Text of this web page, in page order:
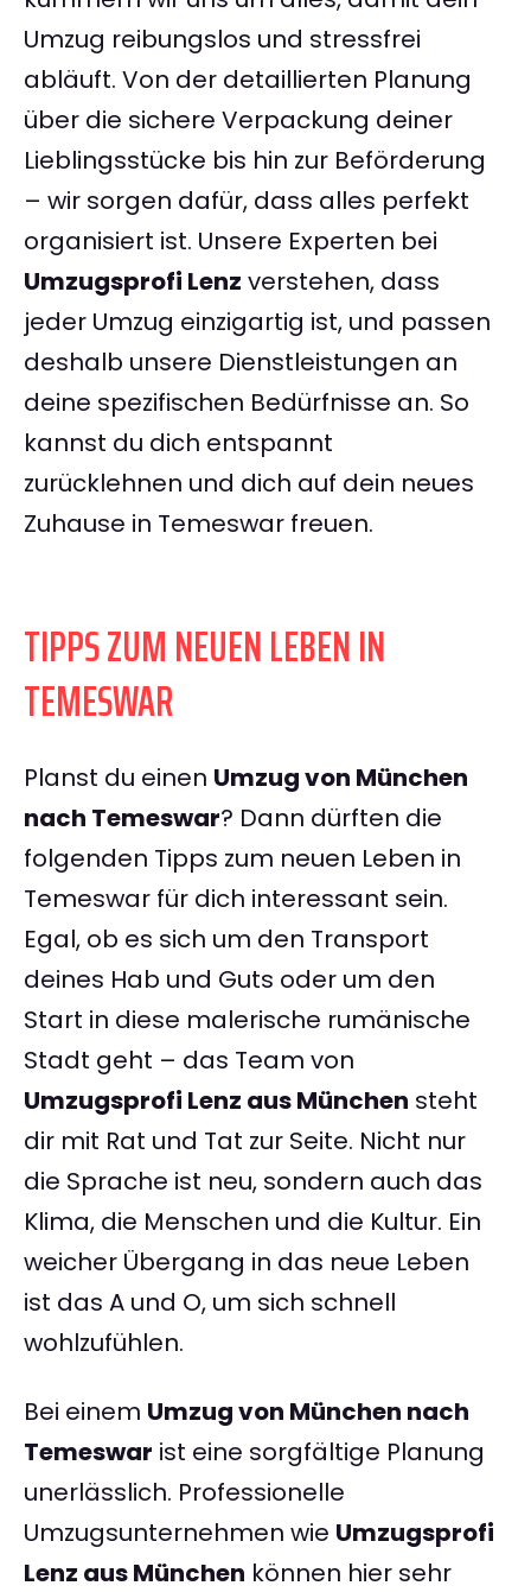
Umzug reibungslos und stressfrei
abläuft. Von der detaillierten Planung
über die sichere Verpackung deiner
Lieblingsstücke bis hin zur Beförderung
– wir sorgen dafür, dass alles perfekt
organisiert ist. Unsere Experten bei
Umzugsprofi Lenz verstehen, dass
jeder Umzug einzigartig ist, und passen
deshalb unsere Dienstleistungen an
deine spezifischen Bedürfnisse an. So
kannst du dich entspannt
zurücklehnen und dich auf dein neues
Zuhause in Temeswar freuen.
TIPPS ZUM NEUEN LEBEN IN
TEMESWAR
Planst du einen Umzug von München
nach Temeswar? Dann dürften die
folgenden Tipps zum neuen Leben in
Temeswar für dich interessant sein.
Egal, ob es sich um den Transport
deines Hab und Guts oder um den
Start in diese malerische rumänische
Stadt geht – das Team von
Umzugsprofi Lenz aus München steht
dir mit Rat und Tat zur Seite. Nicht nur
die Sprache ist neu, sondern auch das
Klima, die Menschen und die Kultur. Ein
weicher Übergang in das neue Leben
ist das A und O, um sich schnell
wohlzufühlen.
Bei einem Umzug von München nach
Temeswar ist eine sorgfältige Planung
unerlässlich. Professionelle
Umzugsunternehmen wie Umzugsprofi
Lenz aus München können hier sehr